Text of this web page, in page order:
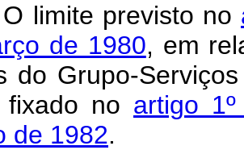
O limite previsto no
de 1980, em
do Grupo-
no artigo
de 1982.